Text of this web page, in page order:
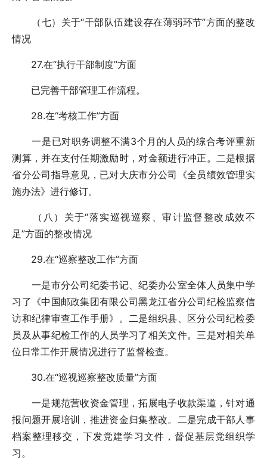
（七）关于“干部队伍建设存在薄弱环节”方面的整改
情况
27.在“执行干部制度”方面
已完善干部管理工作流程。
28.在“考核工作”方面
一是已对职务调整不满3个月的人员的综合考评重新
测算，并在支付任期激励时，对金额进行冲正。二是根据
省分公司指导意见，已对大庆市分公司《全员绩效管理实
施办法》进行修订。
（八）关于“落实巡视巡察、审计监督整改成效不
足”方面的整改情况
29.在“巡察整改工作”方面
一是市分公司纪委书记、纪委办公室全体人员集中学
习了《中国邮政集团有限公司黑龙江省分公司纪检监察信
访和纪律审查工作手册》。二是组织县、区分公司纪检委
员及从事纪检工作的人员学习了相关文件。三是对相关单
位日常工作开展情况进行了监督检查。
30.在“巡视巡察整改质量”方面
一是规范营收资金管理，拓展电子收款渠道，针对通
报问题开展培训，推进资金归集整改。二是完成干部人事
档案整理移交，下发党建学习文件，督促基层党组织学
习。